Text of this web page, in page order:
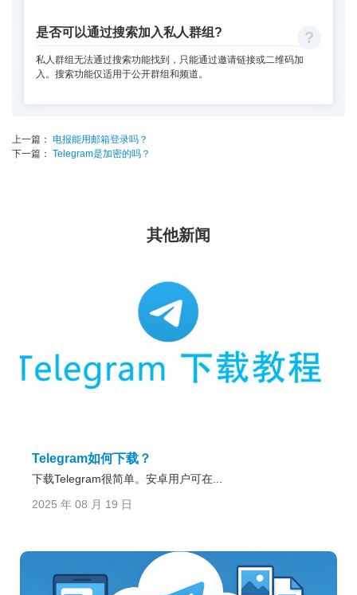
是否可以通过搜索加入私人群组?
私人群组无法通过搜索功能找到，只能通过邀请链接或二维码加
入。搜索功能仅适用于公开群组和频道。
上一篇： 电报能用邮箱登录吗？
下一篇： Telegram是加密的吗？
其他新闻
Telegram如何下载？
下载Telegram很简单。安卓用户可在...
2025 年 08 月 19 日